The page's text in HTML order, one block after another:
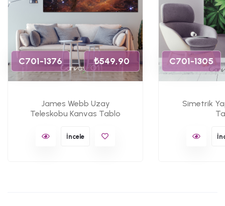
C701-1376 ₺549,90
James Webb Uzay
Teleskobu Kanvas Tablo
İncele
C701-1305
Simetrik